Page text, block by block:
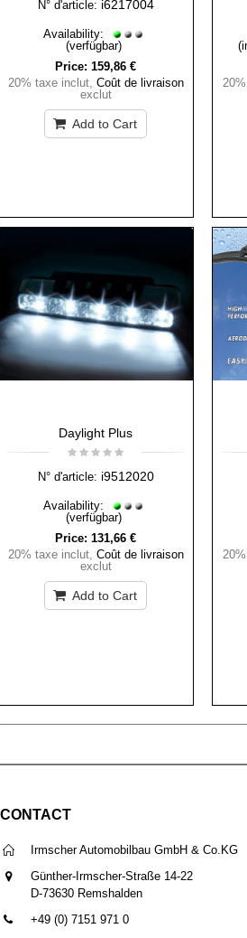
N° d'article: i6217004
Availability:
(verfügbar)
Price: 159,86 €
20% taxe inclut, Coût de livraison
exclut
Add to Cart
Daylight Plus
N° d'article: i9512020
Availability:
(verfügbar)
Price: 131,66 €
20% taxe inclut, Coût de livraison
exclut
Add to Cart
CONTACT
Irmscher Automobilbau GmbH & Co.KG
Günther-Irmscher-Straße 14-22
D-73630 Remshalden
+49 (0) 7151 971 0